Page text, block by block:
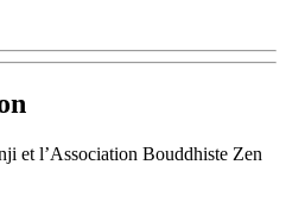
et l’Association Bouddhiste Zen